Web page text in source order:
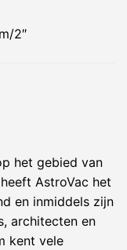
2″
het gebied van
AstroVac het
en inmiddels zijn
architecten en
kent vele